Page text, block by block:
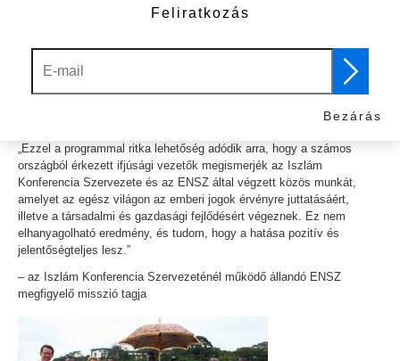
kétségkívül elismerésre méltó, hogy különböző nyelveken terjesztik a
és rajzversenyeket szerveznek. A felsorolt tevékenységek tanúsítják,
hogy mennyire elkötelezettek a Fiatalok az Emberi Jogokért
Nemzetközi Szervezetének önkéntesei.”
„Ezzel a programmal ritka lehetőség adódik arra, hogy a számos
országból érkezett ifjúsági vezetők megismerjék az Iszlám
Konferencia Szervezete és az ENSZ által végzett közös munkát,
amelyet az egész világon az emberi jogok érvényre juttatásáért,
illetve a társadalmi és gazdasági fejlődésért végeznek. Ez nem
elhanyagolható eredmény, és tudom, hogy a hatása pozitív és
jelentőségteljes lesz.”
– az Iszlám Konferencia Szervezeténél működő állandó ENSZ
megfigyelő misszió tagja
Feliratkozás
Bezárás